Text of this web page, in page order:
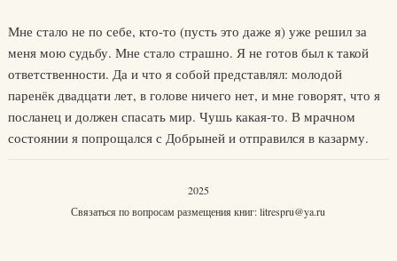
Мне стало не по себе, кто-то (пусть это даже я) уже решил за
меня мою судьбу. Мне стало страшно. Я не готов был к такой
ответственности. Да и что я собой представлял: молодой
паренёк двадцати лет, в голове ничего нет, и мне говорят, что я
посланец и должен спасать мир. Чушь какая-то. В мрачном
состоянии я попрощался с Добрыней и отправился в казарму.
2025
Связаться по вопросам размещения книг:litrespru@ya.ru